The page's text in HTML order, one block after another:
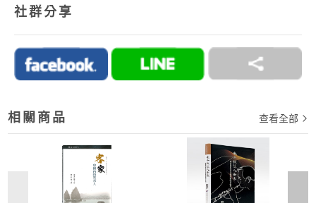
ATM、ATM櫃台機、超商代碼繳費。
→詳情細節請見 商城Q&A購物說明
社群分享
相關商品 查看全部